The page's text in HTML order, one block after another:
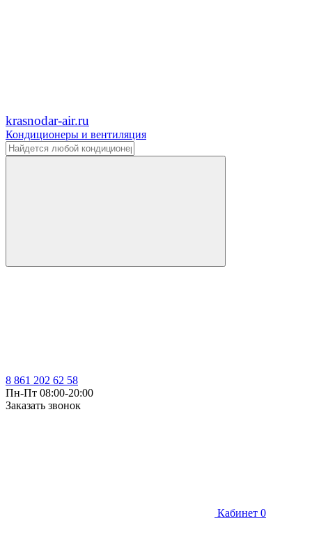
krasnodar-air.ru
Кондиционеры и вентиляция
8 861 202 62 58
Пн-Пт 08:00-20:00
Заказать звонок
Кабинет 0